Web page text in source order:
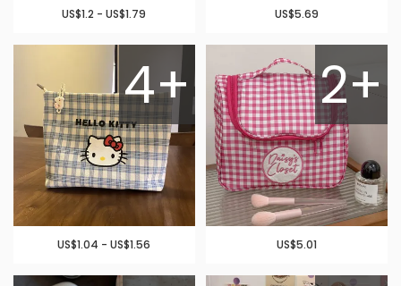
US$1.2 - US$1.79 US$5.69
4+
US$1.04 - US$1.56
2+
US$5.01